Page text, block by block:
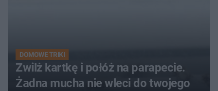
DOMOWE TRIKI
Zwilż kartkę i połóż na parapecie.
Żadna mucha nie wleci do twojego